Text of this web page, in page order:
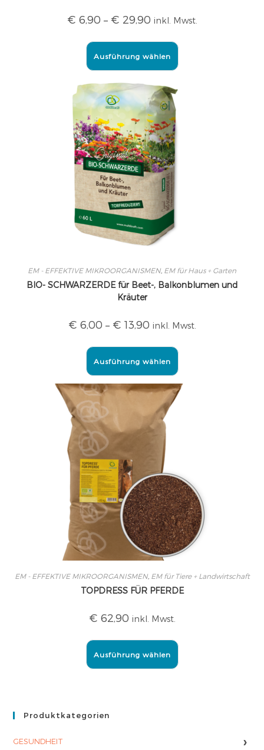
€ 6,90 – € 29,90 inkl. Mwst.
Ausführung wählen
EM - EFFEKTIVE MIKROORGANISMEN EM für Haus + Garten
BIO- SCHWARZERDE für Beet-, Balkonblumen und
Kräuter
€ 6,00 – € 13,90 inkl. Mwst.
Ausführung wählen
EM - EFFEKTIVE MIKROORGANISMEN, EM für Tiere + Landwirtschaft
TOPDRESS FÜR PFERDE
€ 62,90 inkl. Mwst.
Ausführung wählen
Produktkategorien
GESUNDHEIT ›